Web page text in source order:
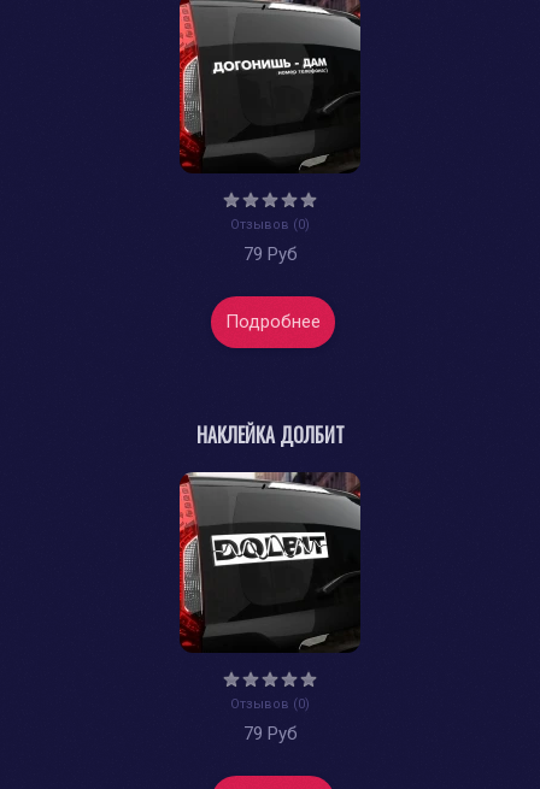
Отзывов (0)
79 Руб
Подробнее
НАКЛЕЙКА ДОЛБИТ
Отзывов (0)
79 Руб